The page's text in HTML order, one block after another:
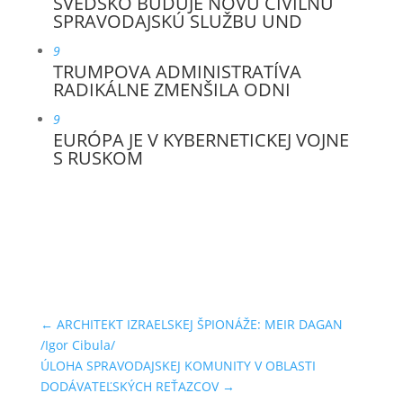
SPRAVODAJSKÚ SLUŽBU UND
9
TRUMPOVA ADMINISTRATÍVA
RADIKÁLNE ZMENŠILA ODNI
9
EURÓPA JE V KYBERNETICKEJ VOJNE
S RUSKOM
← ARCHITEKT IZRAELSKEJ ŠPIONÁŽE: MEIR DAGAN
/Igor Cibula/
ÚLOHA SPRAVODAJSKEJ KOMUNITY V OBLASTI
DODÁVATEĽSKÝCH REŤAZCOV→